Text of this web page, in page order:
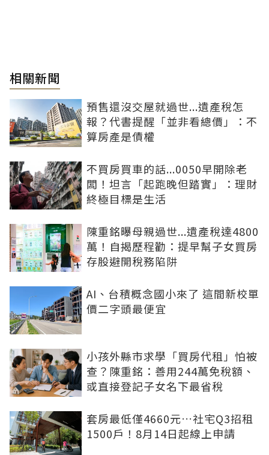
相關新聞
預售還沒交屋就過世...遺產稅怎
報？代書提醒「並非看總價」：不
算房產是債權
不買房買車的話...0050早開除老
闆！坦言「起跑晚但踏實」：理財
終極目標是生活
陳重銘曝母親過世...遺產稅達4800
萬！自揭歷程勸：提早幫子女買房
存股避開稅務陷阱
AI、台積概念國小來了 這間新校單
價二字頭最便宜
小孩外縣市求學「買房代租」怕被
查？陳重銘：善用244萬免稅額、
或直接登記子女名下最省稅
套房最低僅4660元…社宅Q3招租
1500戶！8月14日起線上申請